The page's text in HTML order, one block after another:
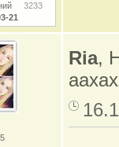
3233
21
5
Ria,